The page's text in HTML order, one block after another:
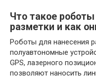
Что такое
разметки и как
Роботы для нанесения
полуавтономные
GPS, лазерного
позволяют наносить